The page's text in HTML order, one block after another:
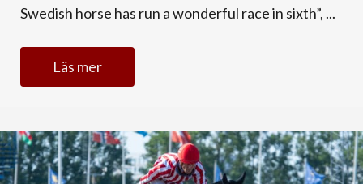
Swedish horse has run a wonderful race in sixth”, ...
Läs mer